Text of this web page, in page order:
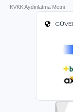
KVKK Aydınlatma Metni